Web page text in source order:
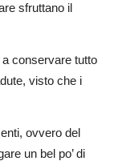
sfruttano il
conservare tutto
visto che i
ovvero del
un bel po’ di